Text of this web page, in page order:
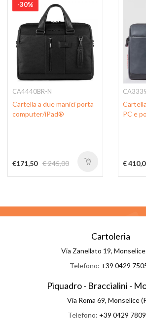
-30%
CA4440BR-N
Cartella a due manici porta
computer/iPad®
€171,50 € 245,00
PC e
€
Cartoleria
Via Zanellato 19, Monselice
Telefono: +39 0429
Piquadro - Braccialini -
Via Roma 69, Monselice
Telefono: +39 0429